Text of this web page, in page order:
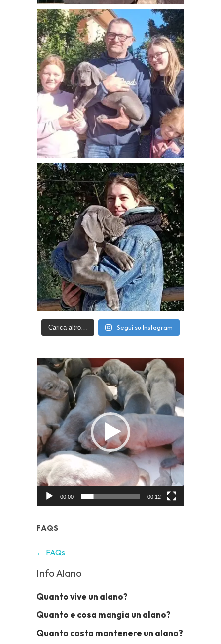
Carica altro… Segui su Instagram
Video
Player
00:00 00:12
FAQS
← FAQs
Info Alano
Quanto vive un alano?
Quanto e cosa mangia un alano?
Quanto costa mantenere un alano?